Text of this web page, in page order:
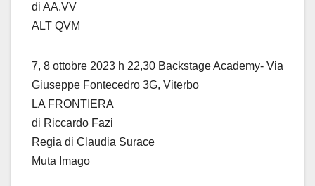
di AA.VV
ALT QVM
7, 8 ottobre 2023 h 22,30 Backstage Academy- Via
Giuseppe Fontecedro 3G, Viterbo
LA FRONTIERA
di Riccardo Fazi
Regia di Claudia Surace
Muta Imago